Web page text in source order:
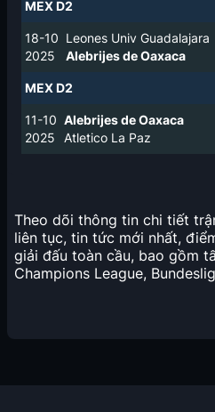
MEX D2
18-10
2025
Leones Univ Guadalajara
Alebrijes de Oaxaca
MEX D2
11-10
2025
Alebrijes de Oaxaca
Atletico La Paz
Theo dõi thông tin chi tiết
liên tục, tin tức mới nhất,
giải đấu toàn cầu, bao gồm
Champions League,